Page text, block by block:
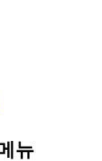
뉴